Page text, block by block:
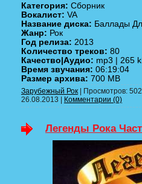
Категория: Сборник
Вокалист: VA
Название диска: Баллады
Жанр: Рок
Год релиза: 2013
Количество треков: 80
Качество|Аудио: mp3 | 265
Время звучания: 06:19:04
Размер архива: 700 MB
Зарубежный Рок | Просмотров:
26.08.2013 | Комментарии (0)
Легенды Рока